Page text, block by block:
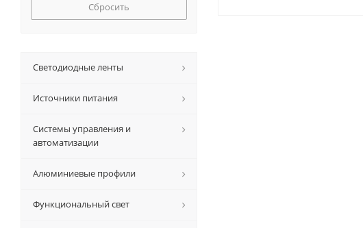
Сбросить
Светодиодные ленты
Источники питания
Системы управления и
автоматизации
Алюминиевые профили
Функциональный свет